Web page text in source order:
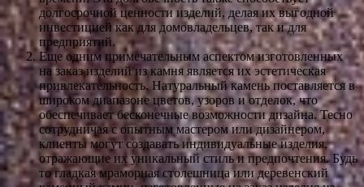
долгосрочной ценности изделий, делая их выгодной
инвестицией как для домовладельцев, так и для
предприятий.
Еще одним примечательным аспектом изготовленных
на заказ изделий из камня является их эстетическая
привлекательность. Натуральный камень поставляется в
широком диапазоне цветов, узоров и отделок, что
обеспечивает бесконечные возможности дизайна. Тесно
сотрудничая с опытным мастером или дизайнером,
клиенты могут создавать индивидуальные изделия,
отражающие их уникальный стиль и предпочтения. Будь
то гладкая мраморная столешница или деревенский